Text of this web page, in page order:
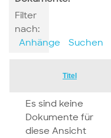
Filter
nach:
Anhänge
Suchen
Titel
Es sind keine
Dokumente für
diese Ansicht